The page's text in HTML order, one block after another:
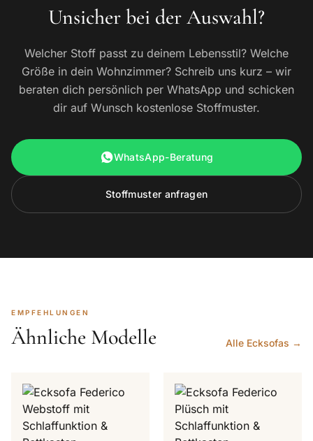
Unsicher bei der Auswahl?
Welcher Stoff passt zu deinem Lebensstil? Welche
Größe in dein Wohnzimmer? Schreib uns kurz – wir
beraten dich persönlich per WhatsApp und schicken
dir auf Wunsch kostenlose Stoffmuster.
WhatsApp-Beratung
Stoffmuster anfragen
EMPFEHLUNGEN
Ähnliche Modelle Alle Ecksofas →